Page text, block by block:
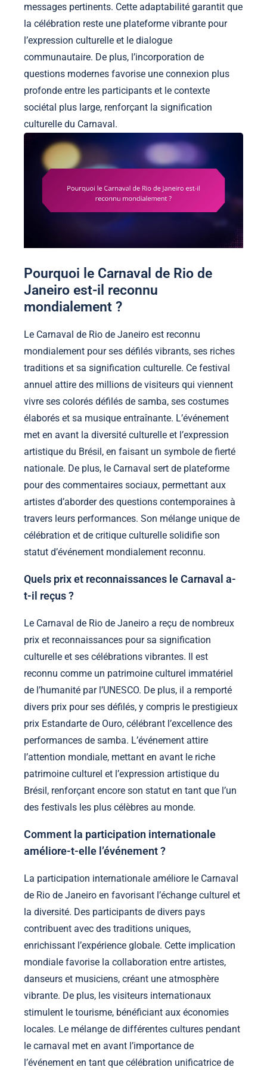
messages pertinents. Cette adaptabilité garantit que
la célébration reste une plateforme vibrante pour
l’expression culturelle et le dialogue
communautaire. De plus, l’incorporation de
questions modernes favorise une connexion plus
profonde entre les participants et le contexte
sociétal plus large, renforçant la signification
culturelle du Carnaval.
Pourquoi le Carnaval de Rio de
Janeiro est-il reconnu
mondialement ?
Le Carnaval de Rio de Janeiro est reconnu
mondialement pour ses défilés vibrants, ses riches
traditions et sa signification culturelle. Ce festival
annuel attire des millions de visiteurs qui viennent
vivre ses colorés défilés de samba, ses costumes
élaborés et sa musique entraînante. L’événement
met en avant la diversité culturelle et l’expression
artistique du Brésil, en faisant un symbole de fierté
nationale. De plus, le Carnaval sert de plateforme
pour des commentaires sociaux, permettant aux
artistes d’aborder des questions contemporaines à
travers leurs performances. Son mélange unique de
célébration et de critique culturelle solidifie son
statut d’événement mondialement reconnu.
Quels prix et reconnaissances le Carnaval a-
t-il reçus ?
Le Carnaval de Rio de Janeiro a reçu de nombreux
prix et reconnaissances pour sa signification
culturelle et ses célébrations vibrantes. Il est
reconnu comme un patrimoine culturel immatériel
de l’humanité par l’UNESCO. De plus, il a remporté
divers prix pour ses défilés, y compris le prestigieux
prix Estandarte de Ouro, célébrant l’excellence des
performances de samba. L’événement attire
l’attention mondiale, mettant en avant le riche
patrimoine culturel et l’expression artistique du
Brésil, renforçant encore son statut en tant que l’un
des festivals les plus célèbres au monde.
Comment la participation internationale
améliore-t-elle l’événement ?
La participation internationale améliore le Carnaval
de Rio de Janeiro en favorisant l’échange culturel et
la diversité. Des participants de divers pays
contribuent avec des traditions uniques,
enrichissant l’expérience globale. Cette implication
mondiale favorise la collaboration entre artistes,
danseurs et musiciens, créant une atmosphère
vibrante. De plus, les visiteurs internationaux
stimulent le tourisme, bénéficiant aux économies
locales. Le mélange de différentes cultures pendant
le carnaval met en avant l’importance de
l’événement en tant que célébration unificatrice de